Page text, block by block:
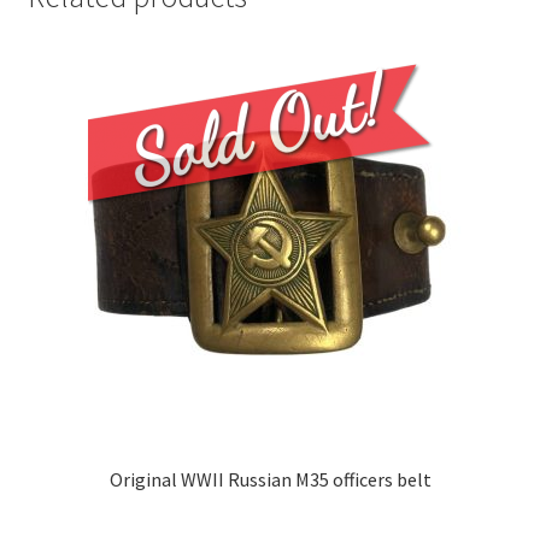
Original WWII Russian M35 officers belt